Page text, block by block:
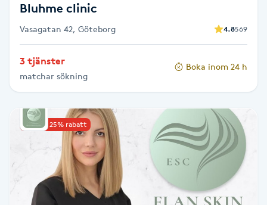
Hollywood Peel
Hot Stone Massage
Hot yoga
Hudföryngring
Huduppstramning
Hudvård
Bluhme clinic
Vasagatan 42, Göteborg 4.8569
3 tjänster
matchar sökning
Boka inom 24 h
Upp till 25% rabatt